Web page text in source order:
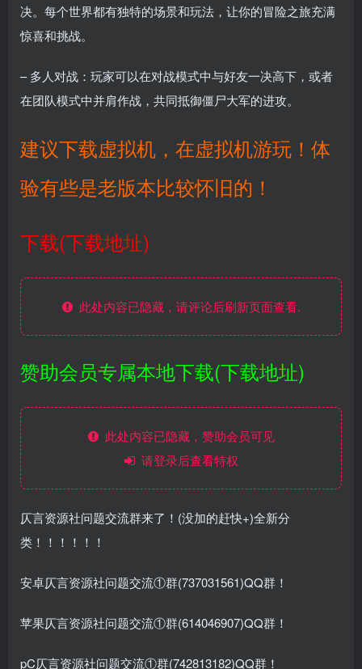
决。每个世界都有独特的场景和玩法，让你的冒险之旅充满
惊喜和挑战。
– 多人对战：玩家可以在对战模式中与好友一决高下，或者
在团队模式中并肩作战，共同抵御僵尸大军的进攻。
建议下载虚拟机，在虚拟机游玩！体
验有些是老版本比较怀旧的！
下载(下载地址)
此处内容已隐藏，请评论后刷新页面查看.
赞助会员专属本地下载(下载地址)
此处内容已隐藏，赞助会员可见
请登录后查看特权
仄言资源社问题交流群来了！(没加的赶快+)全新分
类！！！！！！
安卓仄言资源社问题交流①群(737031561)QQ群！
苹果仄言资源社问题交流①群(614046907)QQ群！
pC仄言资源社问题交流①群(742813182)QQ群！